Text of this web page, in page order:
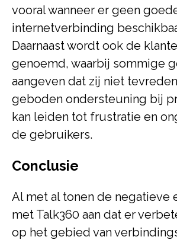
vooral wanneer er geen
internetverbinding
Daarnaast wordt ook de
genoemd, waarbij sommige
aangeven dat zij niet
geboden ondersteuning bij
kan leiden tot frustratie en
de gebruikers.
Conclusie
Al met al tonen de negatieve
met Talk360 aan dat er
op het gebied van